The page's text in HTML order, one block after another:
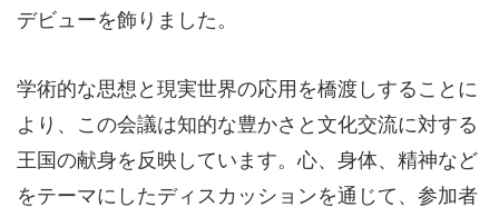
デビューを飾りました。
学術的な思想と現実世界の応用を橋渡しすることに
より、この会議は知的な豊かさと文化交流に対する
王国の献身を反映しています。心、身体、精神など
をテーマにしたディスカッションを通じて、参加者